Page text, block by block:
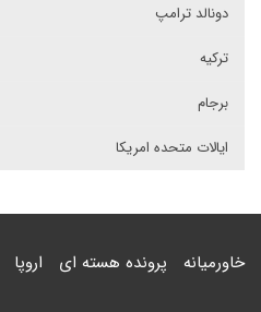
دونالد ترامپ
ترکیه
برجام
ایالات متحده امریکا
خاورمیانه پرونده هسته ای اروپا